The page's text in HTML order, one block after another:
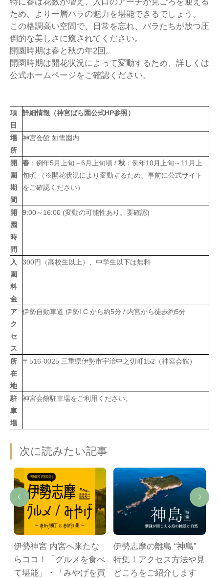
ため、より一層バラの魅力を堪能できるでしょう。
この格調高い空間で、日常を忘れ、バラたちが放つ圧
倒的な美しさに癒されてください。
開園時期は春と秋の年2回。
開園時期は開花状況によって変動するため、詳しくは
公式ホームページをご確認ください。
項
目
詳細情報（神宮ばら園公式HP参照）
場
所
神宮会館 如雪園内
開
園
期
間
春 ：例年5月上旬～6月上旬頃 /秋 ：例年10月上旬～11月上
旬頃 （※開花状況により変動するため、事前に公式サイト
をご確認ください）
開
園
時
間
9:00～16:00 (変動の可能性あり。要確認)
入
園
料
金
300円（高校生以上）、中学生以下は無料
ア
ク
セ
ス
伊勢自動車道 伊勢I.C.から約5分 / 内宮から徒歩約5分
所
在
地
〒516-0025 三重県伊勢市宇治中之切町152（神宮会館）
駐
車
場
神宮会館駐車場をご利用ください。
次に読みたい記事
伊勢神宮 内宮へ来たな
らココ！「グルメを食べ
て堪能」・「みやげを買
伊勢志摩の離島 “神島”
特集！アクセス方法や見
どころをご紹介します